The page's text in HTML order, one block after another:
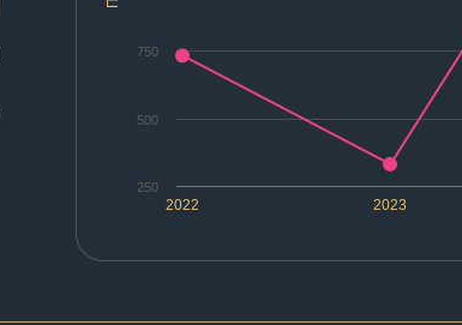
2022 2023
250
500
750